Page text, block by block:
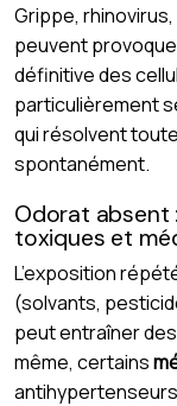
Grippe,
peuvent
définitive des
particulièrement
qui résolvent
spontanément.
Odorat absent
toxiques et
L’exposition
(solvants,
peut entraîner
même, certains